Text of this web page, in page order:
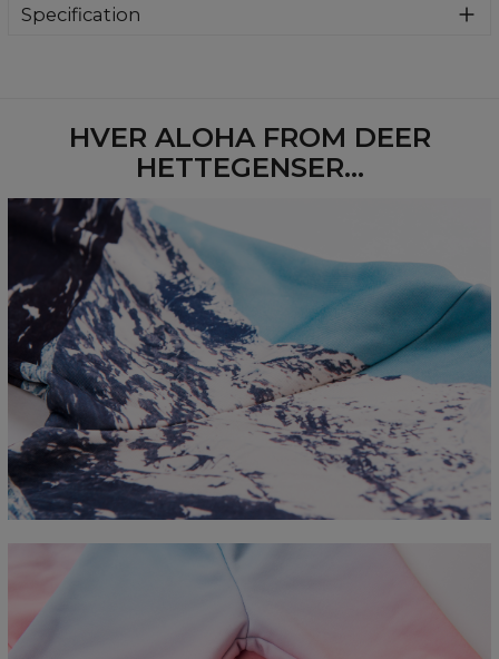
długie rękawy. Trwałe, wzmocnione szwy są kolorowe, aby
Measured flat
CM
XS S M L XL 2XL 3XL
4XL
A - Length
67 68 69 70 71 73 75
78
B - Chest width
50 56 58 60 63
66
C - Sleeve length
63 64 66 67 68 69
Specification
HVER ALOHA FROM DEER
HETTEGENSER...